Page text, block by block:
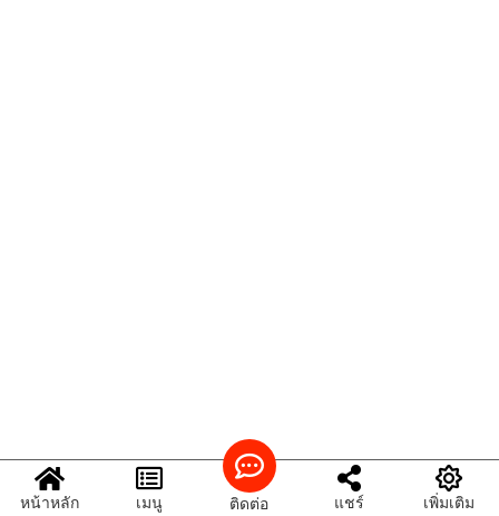
หน้าหลัก เมนู ติดต่อ แชร์ เพิ่มเติม